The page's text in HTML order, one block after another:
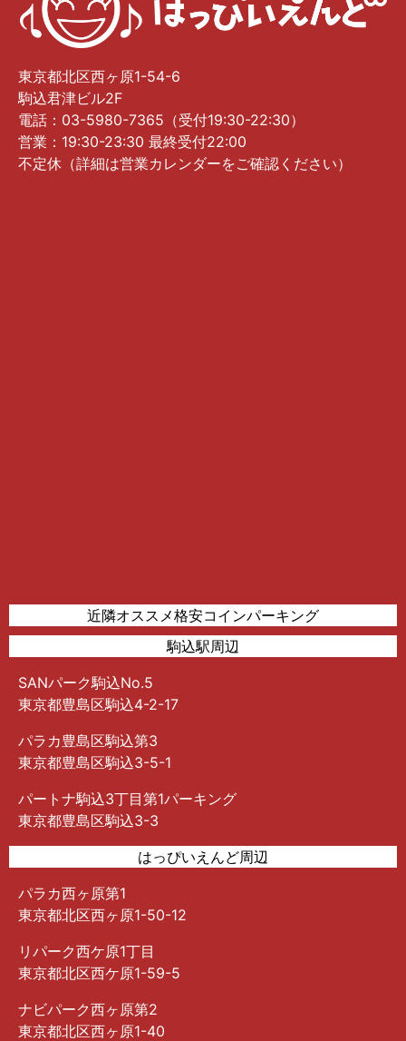
東京都北区西ヶ原1-54-6
駒込君津ビル2F
電話：03-5980-7365（受付19:30-22:30）
営業：19:30-23:30 最終受付22:00
不定休（詳細は営業カレンダーをご確認ください）
近隣オススメ格安コインパーキング
駒込駅周辺
SANパーク駒込No.5
東京都豊島区駒込4-2-17
パラカ豊島区駒込第3
東京都豊島区駒込3-5-1
パートナ駒込3丁目第1パーキング
東京都豊島区駒込3-3
はっぴいえんど周辺
パラカ西ヶ原第1
東京都北区西ヶ原1-50-12
リパーク西ケ原1丁目
東京都北区西ケ原1-59-5
ナビパーク西ヶ原第2
東京都北区西ヶ原1-40